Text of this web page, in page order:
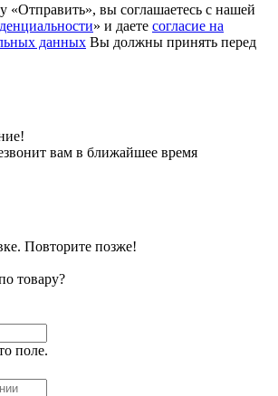
«Отправить», вы соглашаетесь с нашей
» и даете согласие на
данных Вы должны принять перед
вам в ближайшее время
Повторите позже!
товару?
поле.